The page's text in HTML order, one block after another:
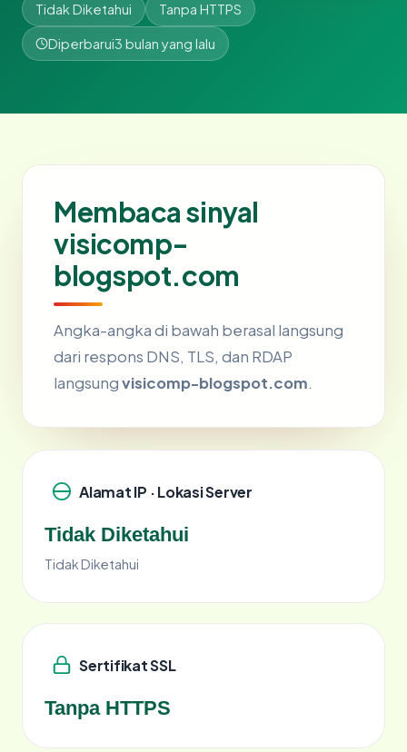
Tidak Diketahui Tanpa HTTPS
Diperbarui3 bulan yang lalu
Membaca sinyal
visicomp-
blogspot.com
Angka-angka di bawah berasal langsung
dari respons DNS, TLS, dan RDAP
langsungvisicomp-blogspot.com.
Alamat IP · Lokasi Server
Tidak Diketahui
Tidak Diketahui
Sertifikat SSL
Tanpa HTTPS